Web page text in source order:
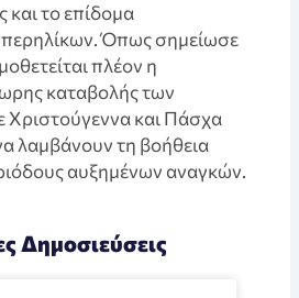
το επίδομα
Όπως σημείωσε
πλέον η
καταβολής των
Χριστούγεννα και Πάσχα
λαμβάνουν τη βοήθεια
αυξημένων αναγκών.
Δημοσιεύσεις